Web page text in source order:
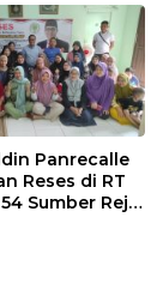
Panrecalle
Reses di RT
Sumber Rejo